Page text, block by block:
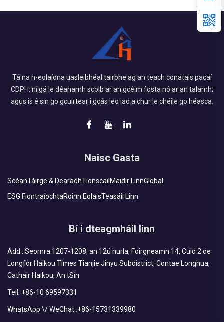
Tá na n-eolaíona uasleibhéal tairbhe ag an teach conatais pacaí
CDPH: ní gá le déanamh scolb ar an gcéim fosta nó ar an talamh;
agus is é sin go gcuirtear i gcás leo iad a chur le chéile go héasca.
Naisc Gasta
ScéanTáirge & DearadhTionscail Maidir LinnGlobal
ESG FiontraíochtaRoinn EolaisTeasáil Linn
Bí i dteagmháil linn
Add : Seomra 1207-1208, an 12ú hurla, Foirgneamh 14, Cuid 2 de
Longfor Haikou Times Tianjie Jinyu Subdistrict, Contae Longhua,
Cathair Haikou, An tSín
Teil: +86-10 69597331
WhatsApp \/ WeChat :+86-15731339980